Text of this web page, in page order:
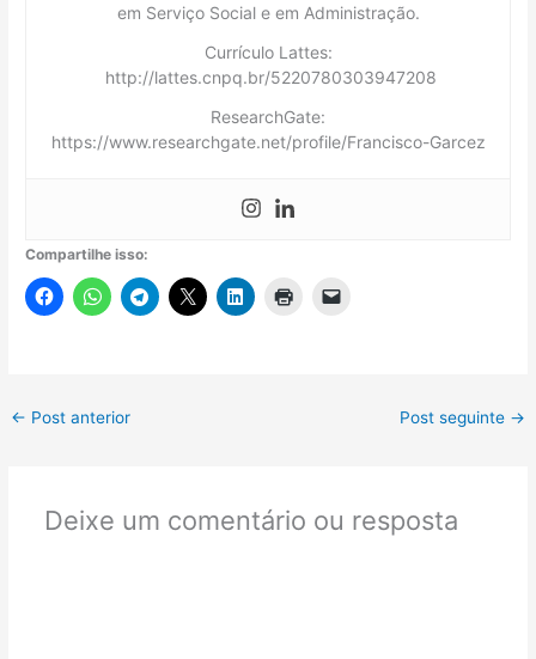
em Serviço Social e em Administração.
Currículo Lattes:
http://lattes.cnpq.br/5220780303947208
ResearchGate:
https://www.researchgate.net/profile/Francisco-Garcez
Compartilhe isso:
← Post anterior Post seguinte →
Deixe um comentário ou resposta